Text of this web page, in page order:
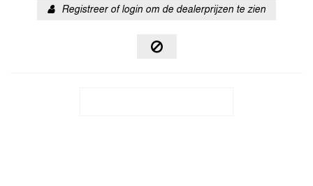
Registreer of login om de dealerprijzen te zien